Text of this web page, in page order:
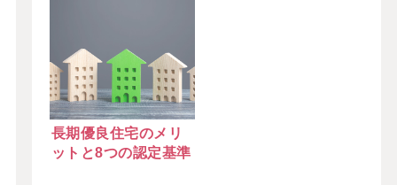
長期優良住宅のメリ
ットと8つの認定基準